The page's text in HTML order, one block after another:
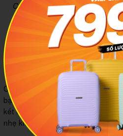
Cặp học sinh cấp 1 chống gù,
có bộ đôi quai đeo vai và tay
8
Cặp học sinh
chống gù lưng
Cặp học sinh SM BABY chống
bạn đồng hành đáng tin cậy.
kết hợp với nhựa cao cấp đảm
nhẹ khoảng 450 g dễ dàng cho